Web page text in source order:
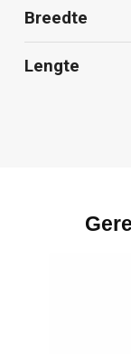
Breedte
Lengte